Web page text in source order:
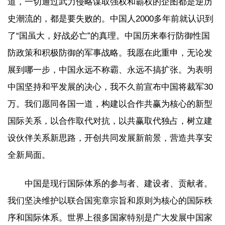
道，一切通过武力侵略谋取强权和霸权的企图都是逆历
史潮流的，都是要失败的。中国人2000多年前就认识到
了“国虽大，好战必亡”的真理。中国历来奉行防御性国
防政策和积极防御的军事战略。我愿在此重申，无论发
展到哪一步，中国永远不称霸、永远不搞扩张。为表明
中国坚持和平发展的决心，我不久前宣布中国将裁军30
万。我们愿同各国一道，构建以合作共赢为核心的新型
国际关系，以合作取代对抗，以共赢取代独占，树立建
设伙伴关系新思路，开创共同发展新前景，营造共享安
全新局面。
中国是现行国际体系的参与者、建设者、贡献者。
我们坚决维护以联合国宪章宗旨和原则为核心的国际秩
序和国际体系。世界上很多国家特别是广大发展中国家